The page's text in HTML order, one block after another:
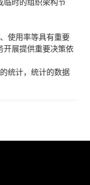
临时的组织架构节
使用率等具有重要
开展提供重要决策依
统计，统计的数据